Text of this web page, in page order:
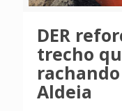
DER
trecho
Aldeia